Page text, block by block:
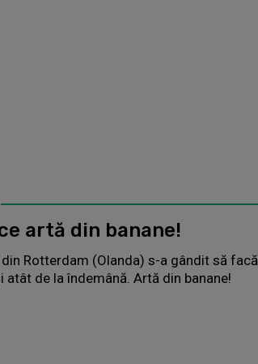
artă din banane!
Rotterdam (Olanda) s-a gândit să facă
de la îndemână. Artă din banane!